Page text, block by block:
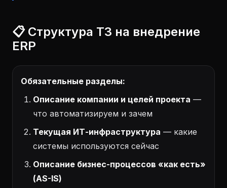
📋 Структура ТЗ на внедрение
ERP
Обязательные разделы:
Описание компании и целей проекта —
что автоматизируем и зачем
Текущая ИТ-инфраструктура — какие
системы используются сейчас
Описание бизнес-процессов «как есть»
(AS-IS)